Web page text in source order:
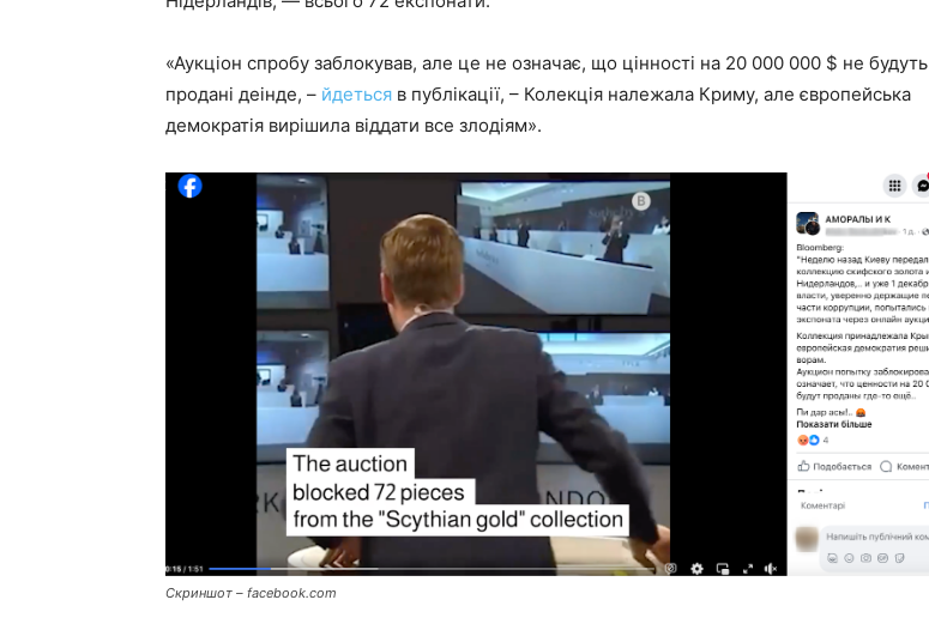
«Аукціон спробу заблокував, але це не означає, що цінності на 20 000 000 $ не будуть
продані деінде, – йдеться в публікації, – Колекція належала Криму, але європейська
демократія вирішила віддати все злодіям».
Скриншот – facebook.com